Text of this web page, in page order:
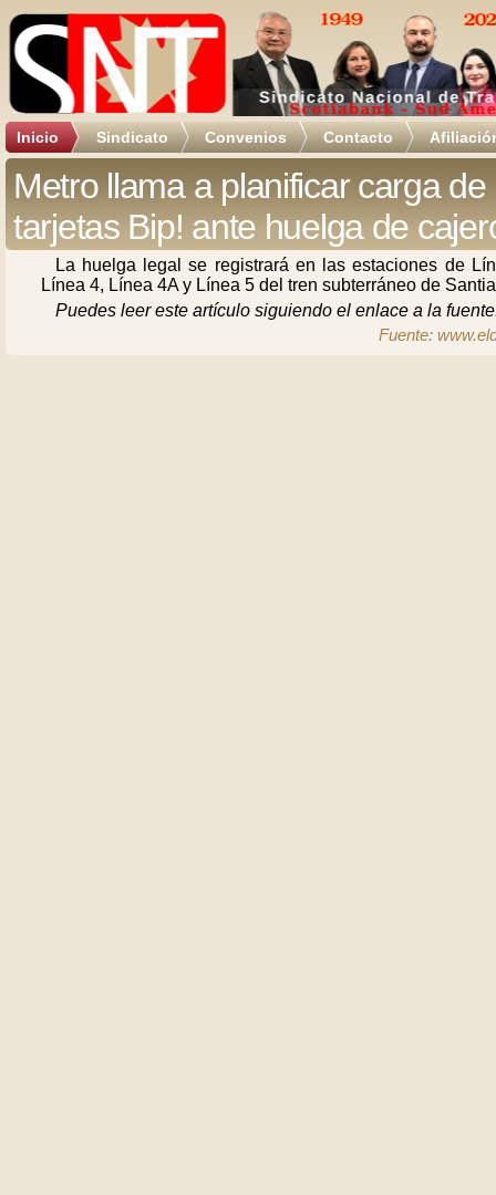
Inicio Sindicato Convenios Contacto
Metro llama a planificar carga de
tarjetas Bip! ante huelga de
La huelga legal se registrará en las estaciones de
Línea 4, Línea 4A y Línea 5 del tren subterráneo de
Puedes leer este artículo siguiendo el enlace a la
Fuente: